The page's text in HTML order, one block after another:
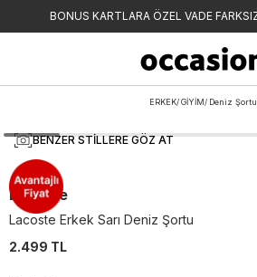
BONUS KARTLARA ÖZEL VADE
ERKEK/ GİYİM/ Deniz Şortu
BENZER STILLERE GÖZ AT
Lacoste
Lacoste Erkek Sarı Deniz Şortu
2.499 TL